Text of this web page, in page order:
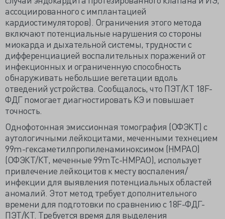
ассоциированного с имплантацией
кардиостимуляторов). Ограничения этого метода
включают потенциальные нарушения со стороны
миокарда и дыхательной системы, трудности с
дифференциацией воспалительных поражений от
инфекционных и ограниченную способность
обнаруживать небольшие вегетации вдоль
отведений устройства. Сообщалось, что ПЭТ/КТ 18F-
ФДГ помогает диагностировать КЭ и повышает
точность.
Однофотонная эмиссионная томография (ОФЭКТ) с
аутологичными лейкоцитами, меченными технецием
99m-гексаметилпропиленаминоксимом (HMPAO)
(ОФЭКТ/КТ, меченные 99mTc-HMPAO), использует
привлечение лейкоцитов к месту воспаления/
инфекции для выявления потенциальных областей
аномалий. Этот метод требует дополнительного
времени для подготовки по сравнению с 18F-ФДГ-
ПЭТ/КТ. Требуется время для выделения